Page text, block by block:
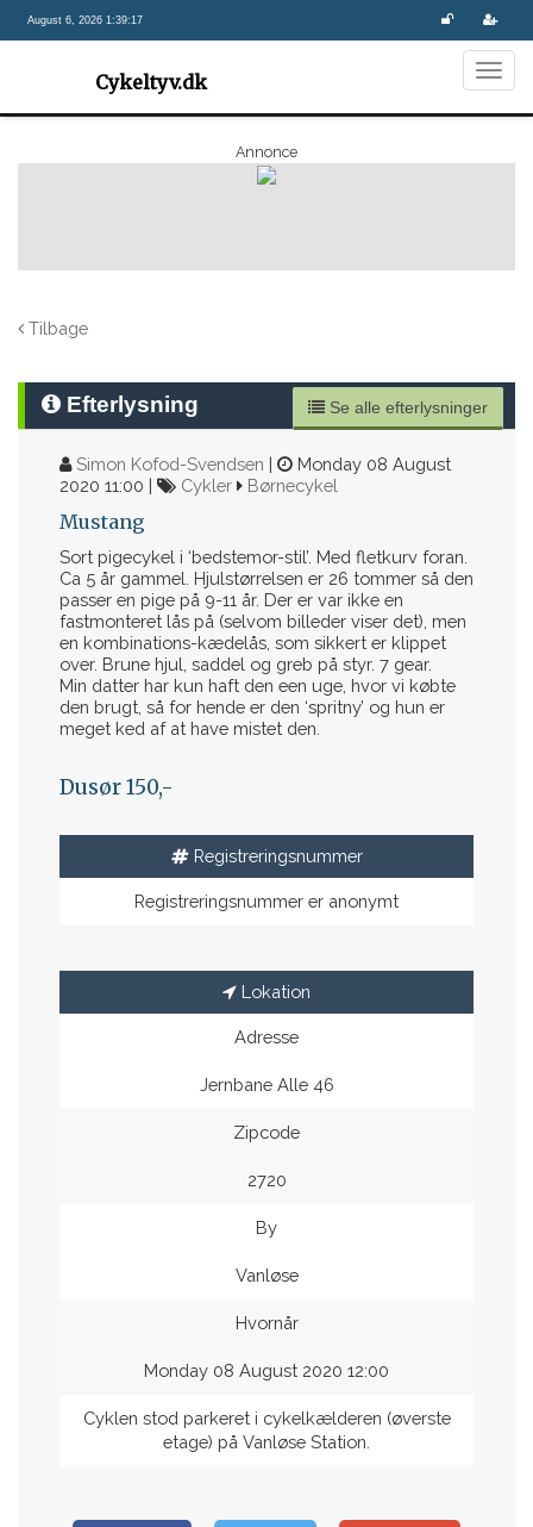
August 6, 2026 1:39:17
Cykeltyv.dk
Annonce
Tilbage
Efterlysning Se alle efterlysninger
Simon Kofod-Svendsen |
Monday 08 August
2020 11:00 |
Cykler Børnecykel
Mustang
Sort pigecykel i ‘bedstemor-stil’. Med fletkurv foran.
Ca 5 år gammel. Hjulstørrelsen er 26 tommer så den
passer en pige på 9-11 år. Der er var ikke en
fastmonteret lås på (selvom billeder viser det), men
en kombinations-kædelås, som sikkert er klippet
over. Brune hjul, saddel og greb på styr. 7 gear.
Min datter har kun haft den een uge, hvor vi købte
den brugt, så for hende er den ‘spritny’ og hun er
meget ked af at have mistet den.
Dusør 150,-
Registreringsnummer
Registreringsnummer er anonymt
Lokation
Adresse
Jernbane Alle 46
Zipcode
2720
By
Vanløse
Hvornår
Monday 08 August 2020 12:00
Cyklen stod parkeret i cykelkælderen (øverste
etage) på Vanløse Station.